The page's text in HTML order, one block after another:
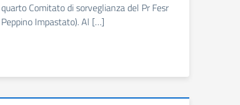
Comitato di sorveglianza del Pr Fesr
Impastato). Al […]